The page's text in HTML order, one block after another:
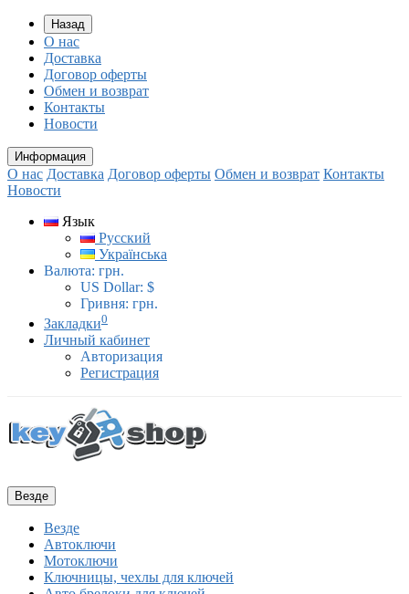
Назад
О нас
Доставка
Договор оферты
Обмен и возврат
Контакты
Новости
Информация
О нас Доставка Договор оферты Обмен и возврат Контакты
Новости
Язык
Русский
Українська
Валюта: грн.
US Dollar: $
Гривня: грн.
Закладки0
Личный кабинет
Авторизация
Регистрация
Везде
Везде
Автоключи
Мотоключи
Ключницы, чехлы для ключей